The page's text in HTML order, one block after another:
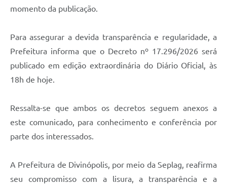
momento da publicação.
Para assegurar a devida transparência e regularidade, a
Prefeitura informa que o Decreto nº 17.296/2026 será
publicado em edição extraordinária do Diário Oficial, às
18h de hoje.
Ressalta-se que ambos os decretos seguem anexos a
este comunicado, para conhecimento e conferência por
parte dos interessados.
A Prefeitura de Divinópolis, por meio da Seplag, reafirma
seu compromisso com a lisura, a transparência e a